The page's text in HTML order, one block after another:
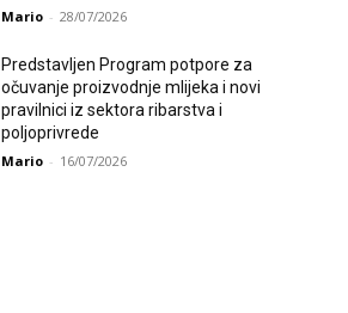
Mario - 28/07/2026
Predstavljen Program potpore za
očuvanje proizvodnje mlijeka i novi
pravilnici iz sektora ribarstva i
poljoprivrede
Mario - 16/07/2026